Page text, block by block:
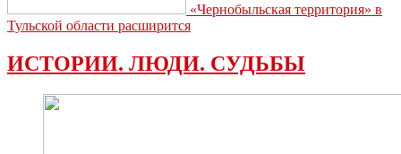
«Чернобыльская территория» в
Тульской области расширится
ИСТОРИИ. ЛЮДИ. СУДЬБЫ